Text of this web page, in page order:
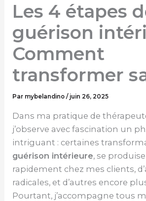
Les 4 étapes
guérison
Comment
transformer
Par mybelandino/ juin 26, 2025
Dans ma pratique de
j’observe avec fascination un
intriguant : certaines
guérison intérieure, se
rapidement chez mes clients,
radicales, et d’autres encore
Pourtant, j’accompagne tous